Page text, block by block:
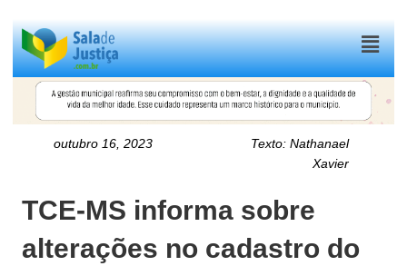
Menu
outubro 16, 2023 Texto:Nathanael
Xavier
TCE-MS informa sobre
alterações no cadastro do